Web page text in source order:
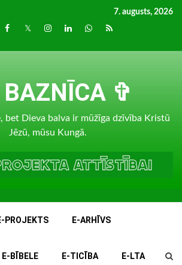
7. augusts, 2026
Facebook
TwitterInstagram
LinkedInwhatsapp
RSS
✞
bet Dieva balva ir mūžīga dzīvība Kristū
Jēzū, mūsu Kungā.
PROJEKTS E-ARHĪVS
E-BĪBELE E-TICĪBA E-LTA